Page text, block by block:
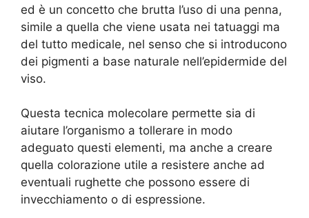
ed è un concetto che brutta l’uso di una penna,
simile a quella che viene usata nei tatuaggi ma
del tutto medicale, nel senso che si introducono
dei pigmenti a base naturale nell’epidermide del
viso.
Questa tecnica molecolare permette sia di
aiutare l’organismo a tollerare in modo
adeguato questi elementi, ma anche a creare
quella colorazione utile a resistere anche ad
eventuali rughette che possono essere di
invecchiamento o di espressione.